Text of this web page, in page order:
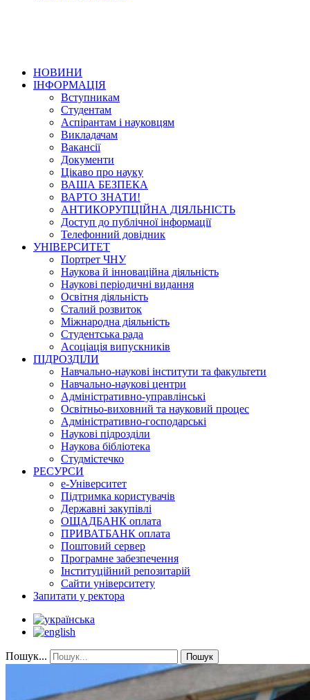
НОВИНИ
ІНФОРМАЦІЯ
Вступникам
Студентам
Аспірантам і науковцям
Викладачам
Вакансії
Документи
Цікаво про науку
ВАША БЕЗПЕКА
ВАРТО ЗНАТИ!
АНТИКОРУПЦІЙНА ДІЯЛЬНІСТЬ
Доступ до публічної інформації
Телефонний довідник
УНІВЕРСИТЕТ
Портрет ЧНУ
Наукова й інноваційна діяльність
Наукові періодичні видання
Освітня діяльність
Сталий розвиток
Міжнародна діяльність
Студентська рада
Асоціація випускників
ПІДРОЗДІЛИ
Навчально-наукові інститути та факультети
Навчально-наукові центри
Адміністративно-управлінські
Освітньо-виховний та науковий процес
Адміністративно-господарські
Наукові підрозділи
Наукова бібліотека
Студмістечко
РЕСУРСИ
е-Університет
Підтримка користувачів
Державні закупівлі
ОЩАДБАНК оплата
ПРИВАТБАНК оплата
Поштовий сервер
Програмне забезпечення
Інституційний репозитарій
Сайти університету
Запитати у ректора
Пошук... Пошук